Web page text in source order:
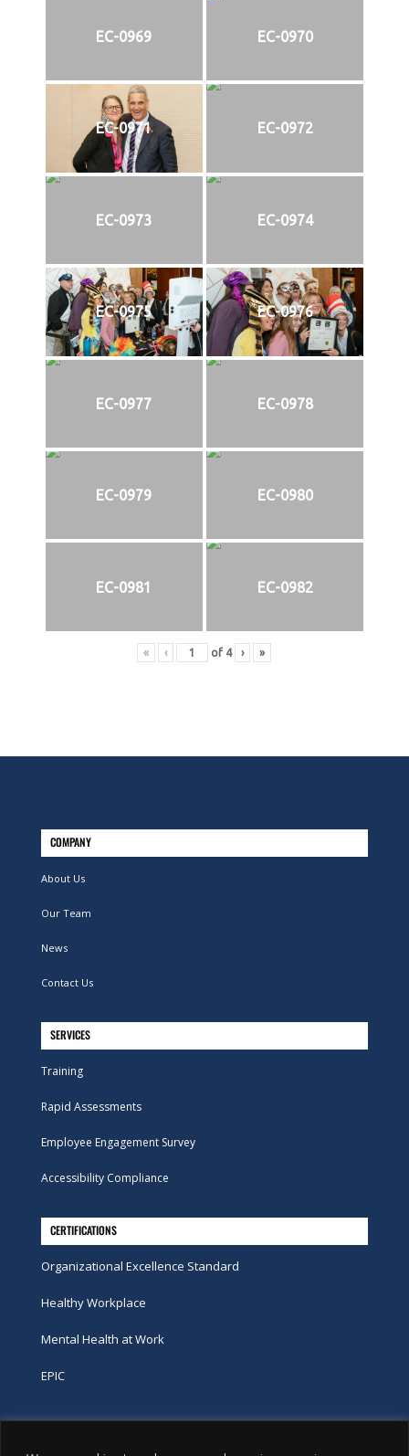
EC-0969 EC-0970
EC-0971 EC-0972
EC-0973 EC-0974
EC-0975 EC-0976
EC-0977 EC-0978
EC-0979 EC-0980
EC-0981 EC-0982
« ‹ of 4 › »
COMPANY
About Us
Our Team
News
Contact Us
SERVICES
Training
Rapid Assessments
Employee Engagement Survey
Accessibility Compliance
CERTIFICATIONS
Organizational Excellence Standard
Healthy Workplace
Mental Health at Work
EPIC
Phone